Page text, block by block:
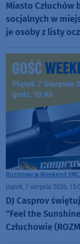
Miasto Człuchów
socjalnych w
je osoby z listy
Rozmowy w Weekend FM
piątek, 7 sierpnia 2026,
DJ Casprov
"Feel the
Człuchowie